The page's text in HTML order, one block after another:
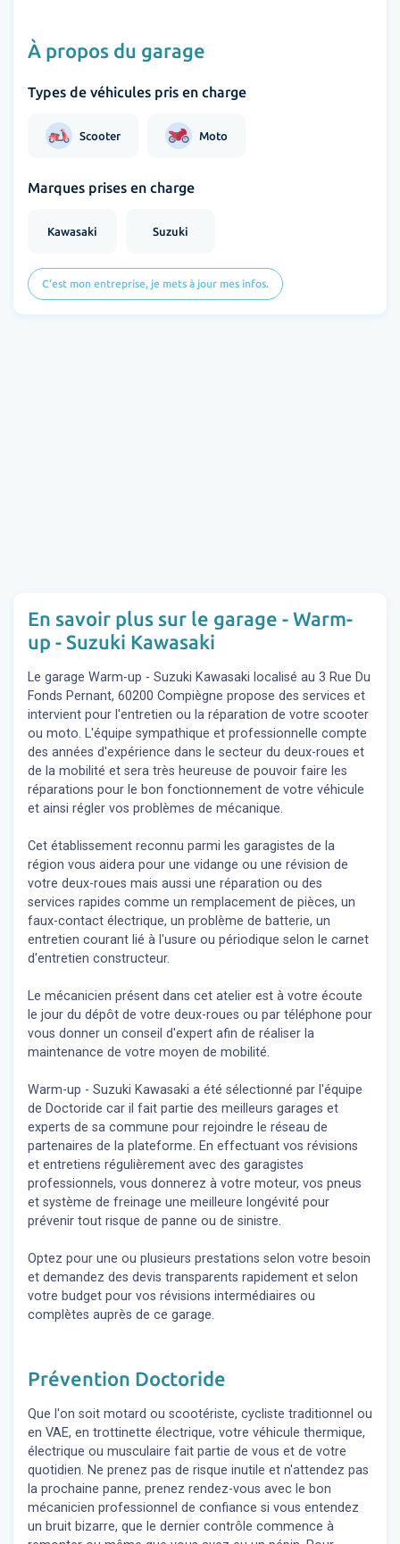
À propos du garage
Types de véhicules pris en charge
Scooter Moto
Marques prises en charge
Kawasaki Suzuki
C'est mon entreprise, je mets à jour mes infos.
En savoir plus sur le garage - Warm-
up - Suzuki Kawasaki
Le garage Warm-up - Suzuki Kawasaki localisé au 3 Rue Du
Fonds Pernant, 60200 Compiègne propose des services et
intervient pour l'entretien ou la réparation de votre scooter
ou moto. L'équipe sympathique et professionnelle compte
des années d'expérience dans le secteur du deux-roues et
de la mobilité et sera très heureuse de pouvoir faire les
réparations pour le bon fonctionnement de votre véhicule
et ainsi régler vos problèmes de mécanique.
Cet établissement reconnu parmi les garagistes de la
région vous aidera pour une vidange ou une révision de
votre deux-roues mais aussi une réparation ou des
services rapides comme un remplacement de pièces, un
faux-contact électrique, un problème de batterie, un
entretien courant lié à l'usure ou périodique selon le carnet
d'entretien constructeur.
Le mécanicien présent dans cet atelier est à votre écoute
le jour du dépôt de votre deux-roues ou par téléphone pour
vous donner un conseil d'expert afin de réaliser la
maintenance de votre moyen de mobilité.
Warm-up - Suzuki Kawasaki a été sélectionné par l'équipe
de Doctoride car il fait partie des meilleurs garages et
experts de sa commune pour rejoindre le réseau de
partenaires de la plateforme. En effectuant vos révisions
et entretiens régulièrement avec des garagistes
professionnels, vous donnerez à votre moteur, vos pneus
et système de freinage une meilleure longévité pour
prévenir tout risque de panne ou de sinistre.
Optez pour une ou plusieurs prestations selon votre besoin
et demandez des devis transparents rapidement et selon
votre budget pour vos révisions intermédiaires ou
complètes auprès de ce garage.
Prévention Doctoride
Que l'on soit motard ou scootériste, cycliste traditionnel ou
en VAE, en trottinette électrique, votre véhicule thermique,
électrique ou musculaire fait partie de vous et de votre
quotidien. Ne prenez pas de risque inutile et n'attendez pas
la prochaine panne, prenez rendez-vous avec le bon
mécanicien professionnel de confiance si vous entendez
un bruit bizarre, que le dernier contrôle commence à